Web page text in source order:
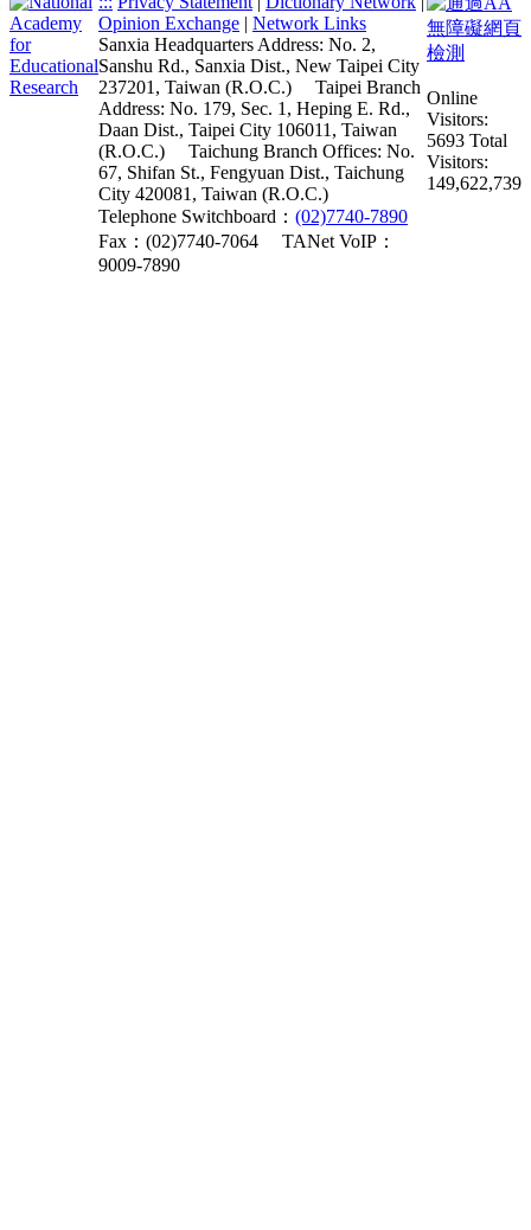
Opinion Exchange | Network Links
Sanxia Headquarters Address: No. 2,
Sanshu Rd., Sanxia Dist., New Taipei City
237201, Taiwan (R.O.C.)
Taipei Branch
Address: No. 179, Sec. 1, Heping E. Rd.,
Daan Dist., Taipei City 106011, Taiwan
(R.O.C.)
Taichung Branch Offices: No.
67, Shifan St., Fengyuan Dist., Taichung
City 420081, Taiwan (R.O.C.)
Telephone Switchboard： (02)7740-7890
Fax：(02)7740-7064
TANet VoIP：
9009-7890
Online
Visitors:
5693 Total
Visitors:
149,622,739